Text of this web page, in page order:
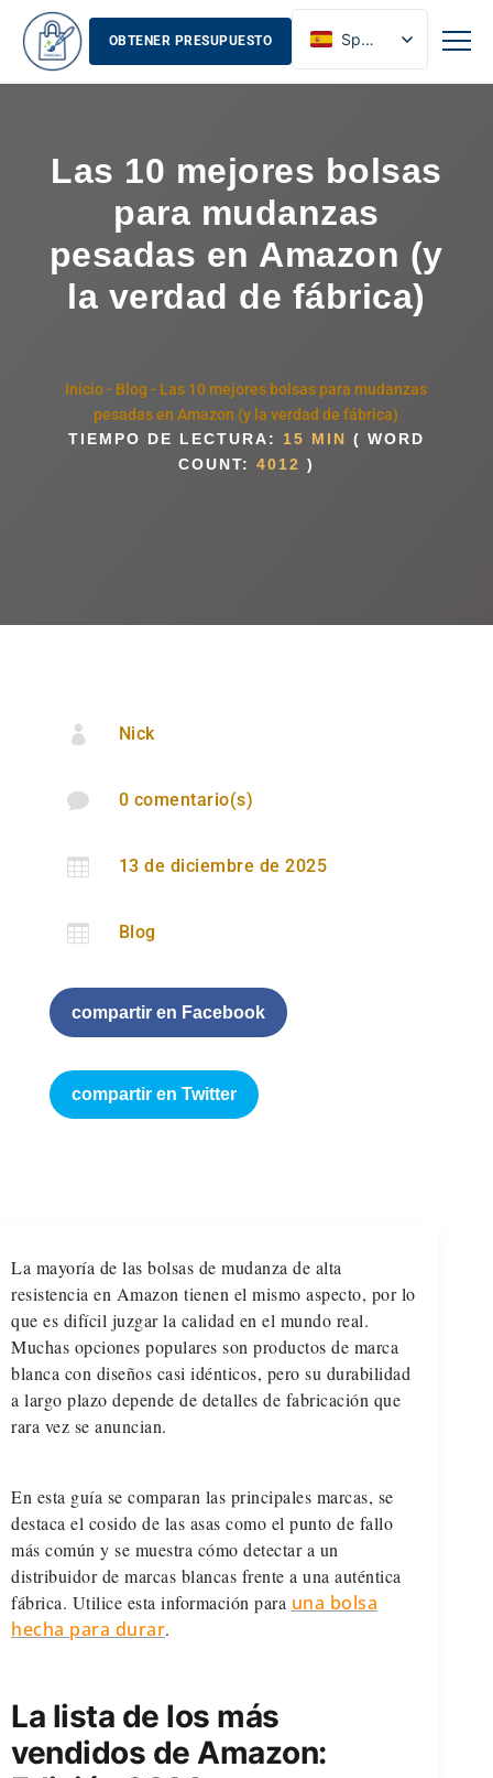
OBTENER PRESUPUESTO
Spanish
English
Las 10 mejores bolsas
para mudanzas
pesadas en Amazon (y
la verdad de fábrica)
Inicio- Blog - Las 10 mejores bolsas para mudanzas
pesadas en Amazon (y la verdad de fábrica)
TIEMPO DE LECTURA: 15 MIN ( WORD
COUNT: 4012 )
 Nick
 0 comentario(s)
 13 de diciembre de 2025
 Blog
compartir en Facebook
compartir en Twitter
La mayoría de las bolsas de mudanza de alta
resistencia en Amazon tienen el mismo aspecto, por lo
que es difícil juzgar la calidad en el mundo real.
Muchas opciones populares son productos de marca
blanca con diseños casi idénticos, pero su durabilidad
a largo plazo depende de detalles de fabricación que
rara vez se anuncian.
En esta guía se comparan las principales marcas, se
destaca el cosido de las asas como el punto de fallo
más común y se muestra cómo detectar a un
distribuidor de marcas blancas frente a una auténtica
fábrica. Utilice esta información para una bolsa
hecha para durar.
La lista de los más
vendidos de Amazon: